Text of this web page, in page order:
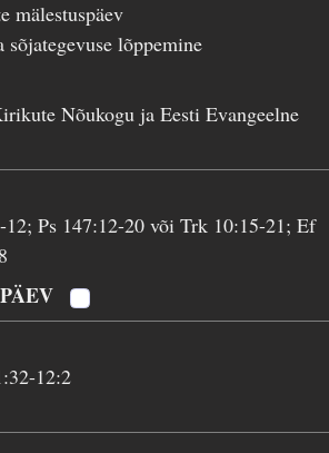
mälestuspäev
sõjategevuse lõppemine
Nõukogu ja Eesti Evangeelne
Ps 147:12-20 või Trk 10:15-21; Ef
12:2